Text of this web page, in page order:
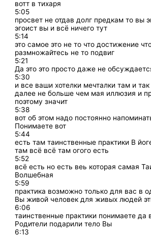
вотт в тихаря
5:05
просвет не отдав долг предкам то вы
эгоист вы и всё ничего тут
5:14
это самое это не то что достижение
размножайтесь не то подвиг
5:21
Да это это просто даже не
5:30
и все ваши хотелки мечталки там и
далее не больше чем мая иллюзия и
поэтому значит
5:38
вот об этом надо постоянно
Понимаете вот
5:44
есть там таинственные практики В
там всё всё там огого есть
5:52
всё есть но есть веь которая самая
Волшебная
5:59
практика возможно только для вас в
Вы живой человек для живых людей
6:06
таинственные практики понимаете да
Родители подарили тело Вы
6:13